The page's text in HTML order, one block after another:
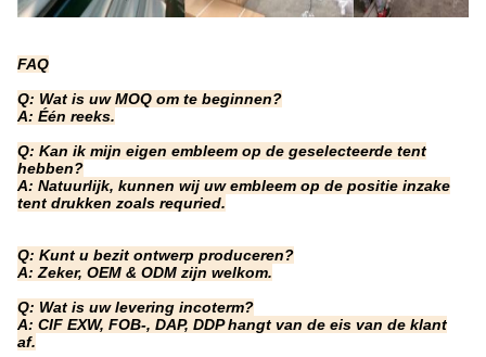
FAQ
Q: Wat is uw MOQ om te beginnen?
A: Één reeks.
Q: Kan ik mijn eigen embleem op de geselecteerde tent
hebben?
A: Natuurlijk, kunnen wij uw embleem op de positie inzake
tent drukken zoals requried.
Q: Kunt u bezit ontwerp produceren?
A: Zeker, OEM & ODM zijn welkom.
Q: Wat is uw levering incoterm?
A: CIF EXW, FOB-, DAP, DDP hangt van de eis van de klant
af.